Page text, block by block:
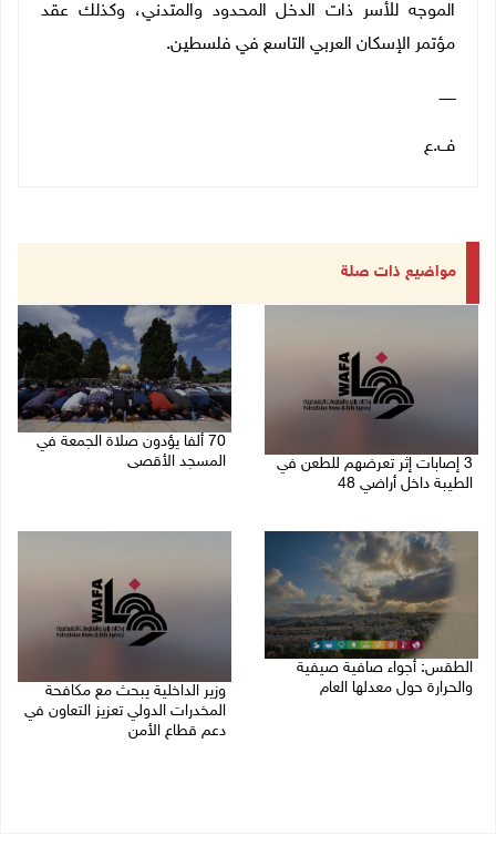
الموجه للأسر ذات الدخل المحدود والمتدني، وكذلك عقد
مؤتمر الإسكان العربي التاسع في فلسطين.
ـــــــ
ف.ع
مواضيع ذات صلة
3 إصابات إثر تعرضهم للطعن في
الطيبة داخل أراضي 48
70 ألفا يؤدون صلاة الجمعة في
المسجد الأقصى
الطقس: أجواء صافية صيفية
والحرارة حول معدلها العام
وزير الداخلية يبحث مع مكافحة
المخدرات الدولي تعزيز التعاون في
دعم قطاع الأمن